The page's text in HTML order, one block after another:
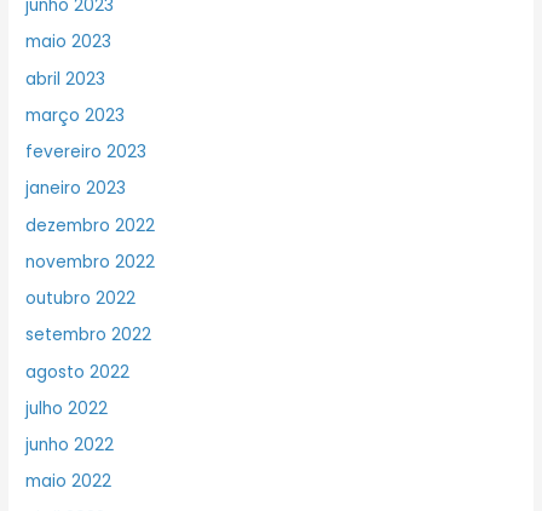
junho 2023
maio 2023
abril 2023
março 2023
fevereiro 2023
janeiro 2023
dezembro 2022
novembro 2022
outubro 2022
setembro 2022
agosto 2022
julho 2022
junho 2022
maio 2022